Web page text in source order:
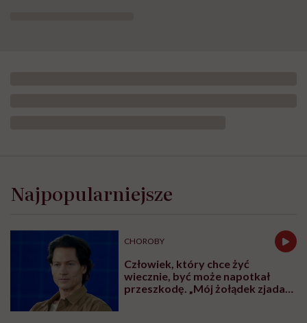
Najpopularniejsze
CHOROBY
Człowiek, który chce żyć
wiecznie, być może napotkał
przeszkodę. „Mój żołądek zjada